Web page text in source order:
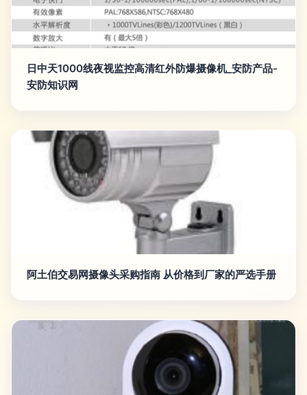
日中天1000线夜视监控高清红外防爆摄像机_安防产品-
安防知识网
阿土伯交易网摄像头采购指南 从价格到厂家的严选手册